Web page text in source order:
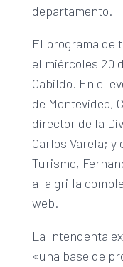
departamento.
El programa de
el miércoles 20
Cabildo. En el
de Montevideo,
director de la
Carlos Varela; y
Turismo,
a la grilla
web.
La Intendenta
«una base de